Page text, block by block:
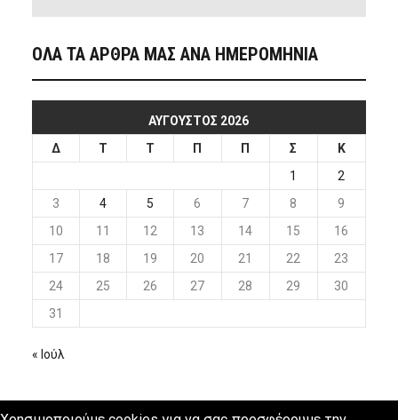
ΟΛΑ ΤΑ ΑΡΘΡΑ ΜΑΣ ΑΝΑ ΗΜΕΡΟΜΗΝΙΑ
ΑΎΓΟΥΣΤΟΣ 2026
Δ
Τ Τ Π Π Σ
Κ
1
2
3
4 5 6 7 8
9
10
11 12 13 14 15
16
17
18 19 20 21 22
23
24
25 26 27 28 29
30
31
« Ιούλ